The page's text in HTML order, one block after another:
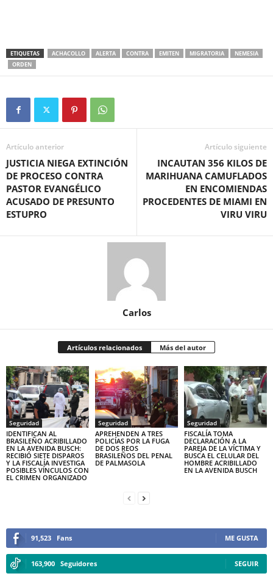
ETIQUETAS ACHACOLLO ALERTA CONTRA EMITEN MIGRATORIA
NEMESIA
ORDEN
Artículo anterior
JUSTICIA NIEGA EXTINCIÓN
DE PROCESO CONTRA
PASTOR EVANGÉLICO
ACUSADO DE PRESUNTO
ESTUPRO
Artículo siguiente
INCAUTAN 356 KILOS DE
MARIHUANA CAMUFLADOS
EN ENCOMIENDAS
PROCEDENTES DE MIAMI EN
VIRU VIRU
Carlos
Artículos relacionados Más del autor
Seguridad
IDENTIFICAN AL
BRASILEÑO ACRIBILLADO
EN LA AVENIDA BUSCH:
RECIBIÓ SIETE DISPAROS
Y LA FISCALÍA INVESTIGA
POSIBLES VÍNCULOS CON
EL CRIMEN ORGANIZADO
Seguridad
APREHENDEN A TRES
POLICÍAS POR LA FUGA
DE DOS REOS
BRASILEÑOS DEL PENAL
DE PALMASOLA
Seguridad
FISCALÍA TOMA
DECLARACIÓN A LA
PAREJA DE LA VÍCTIMA Y
BUSCA EL CELULAR DEL
HOMBRE ACRIBILLADO
EN LA AVENIDA BUSCH
91,523 Fans ME GUSTA
163,900 Seguidores SEGUIR